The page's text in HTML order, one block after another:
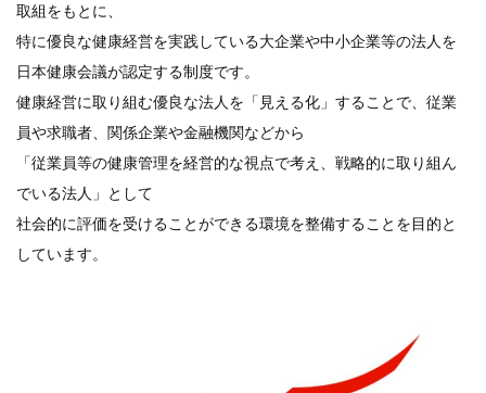
取組をもとに、
特に優良な健康経営を実践している大企業や中小企業等の法人を
日本健康会議が認定する制度です。
健康経営に取り組む優良な法人を「見える化」することで、従業
員や求職者、関係企業や金融機関などから
「従業員等の健康管理を経営的な視点で考え、戦略的に取り組ん
でいる法人」として
社会的に評価を受けることができる環境を整備することを目的と
しています。